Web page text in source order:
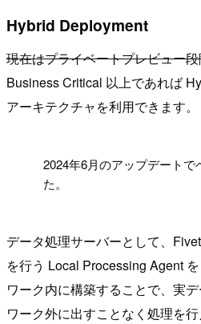
Hybrid Deployment
現在はプライベートプレビュー
Business Critical 以上であれば
アーキテクチャを利用できます。
2024年6月のアップデート
た。
データ処理サーバーとして、
を行う Local Processing Agent
ワーク内に構築することで、実
ワーク外に出すことなく処理を